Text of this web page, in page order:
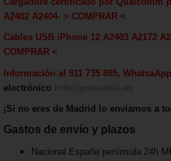
A2402 A2404- > COMPRAR <
Cables USB iPhone 12 A2403 A2172
COMPRAR <
Información al 911 735 885,
electrónico
¡Si no eres de Madrid lo enviamos a
Gastos de envío y plazos
Nacional España península 24h